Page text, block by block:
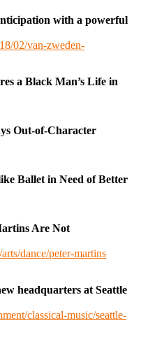
with a powerful
02/van-zweden-
a Black Man’s Life in
Out-of-Character
Ballet in Need of Better
Are Not
dance/peter-martins
headquarters at Seattle
classical-music/seattle-